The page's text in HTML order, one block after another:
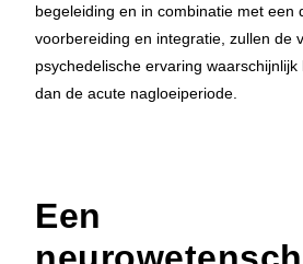
begeleiding en in combinatie met een
voorbereiding en integratie, zullen de
psychedelische ervaring
dan de acute nagloeiperiode.
Een